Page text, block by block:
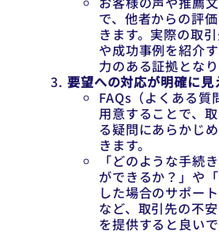
で、他者からの評
きます。実際の取
や成功事例を紹介
力のある証拠となり
要望への対応が明確に見
FAQs（よくある質
用意することで、
る疑問にあらかじ
きます。
「どのような手続
ができるか？」や
した場合のサポー
など、取引先の不
を提供すると良いで